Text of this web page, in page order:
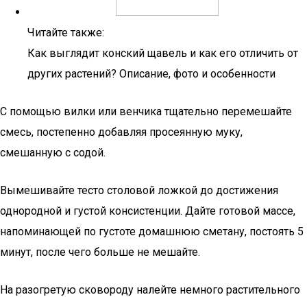
Читайте также:
Как выглядит конский щавель и как его отличить от
других растений? Описание, фото и особенности
С помощью вилки или венчика тщательно перемешайте
смесь, постепенно добавляя просеянную муку,
смешанную с содой.
Вымешивайте тесто столовой ложкой до достижения
однородной и густой консистенции. Дайте готовой массе,
напоминающей по густоте домашнюю сметану, постоять 5
минут, после чего больше не мешайте.
На разогретую сковороду налейте немного растительного